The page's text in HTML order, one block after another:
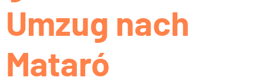
Umzug nach
Mataró